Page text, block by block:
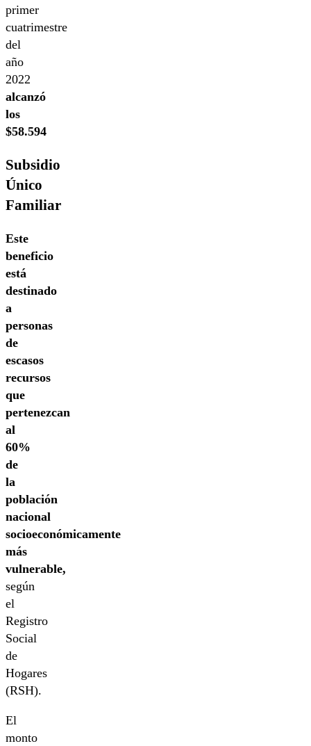
primer
cuatrimestre
del
año
2022
alcanzó
los
$58.594
Subsidio
Único
Familiar
Este
beneficio
está
destinado
a
personas
de
escasos
recursos
que
pertenezcan
al
60%
de
la
población
nacional
socioeconómicamente
más
vulnerable,
según
el
Registro
Social
de
Hogares
(RSH).
El
monto